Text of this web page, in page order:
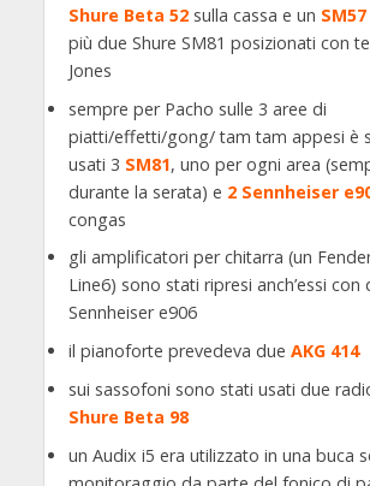
Shure Beta 52sulla cassa e un SM57
più due Shure SM81 posizionati con
Jones
sempre per Pacho sulle 3 aree di
piatti/effetti/gong/ tam tam appesi è
usati 3 SM81, uno per ogni area
durante la serata) e 2 Sennheiser
congas
gli amplificatori per chitarra (un
Line6) sono stati ripresi anch’essi con
Sennheiser e906
il pianoforte prevedeva due AKG 414
sui sassofoni sono stati usati due
Shure Beta 98
un Audix i5 era utilizzato in una buca